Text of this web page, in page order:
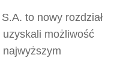
to nowy rozdział
możliwość